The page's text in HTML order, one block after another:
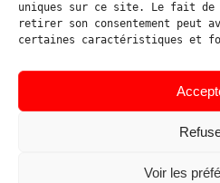
uniques sur ce site. Le fait de
retirer son consentement peut
certaines caractéristiques et
Voir les
DIY & logiciel
Atelier sur rendez-vous
Provence.
Réponse aux demandes de
atelier@hostophoto.fr